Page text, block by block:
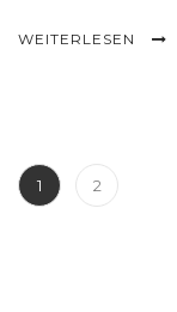
WEITERLESEN
1 2